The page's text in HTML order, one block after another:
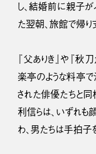
し、結婚前に親子
た翌朝、旅館で帰り
『父ありき』や『秋
楽亭のような料亭
された俳優たちと
利信らは、いずれも
わ、男たちは手拍子